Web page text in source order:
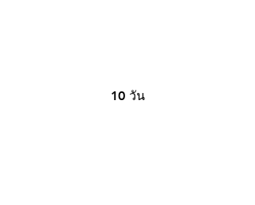
10 วัน